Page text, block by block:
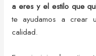
a eres y el estilo que
te ayudamos a crear
calidad.